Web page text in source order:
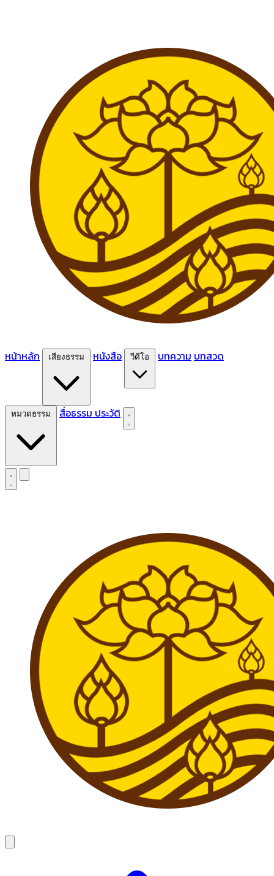
หน้าหลัก หนังสือ บทความ บทสวด
สื่อธรรม ประวัติ